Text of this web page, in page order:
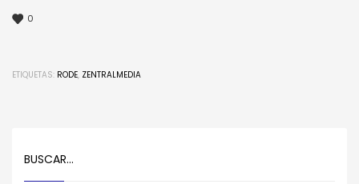
0
ETIQUETAS: RODE, ZENTRALMEDIA
BUSCAR…